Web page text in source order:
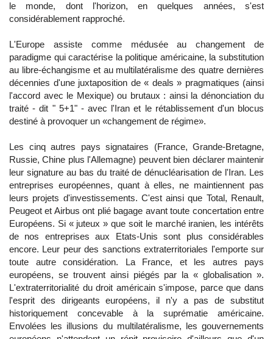
le monde, dont l'horizon, en quelques années, s'est
considérablement rapproché.
L'Europe assiste comme médusée au changement de
paradigme qui caractérise la politique américaine, la substitution
au libre-échangisme et au multilatéralisme des quatre dernières
décennies d'une juxtaposition de « deals » pragmatiques (ainsi
l'accord avec le Mexique) ou brutaux : ainsi la dénonciation du
traité - dit " 5+1" - avec l'Iran et le rétablissement d'un blocus
destiné à provoquer un «changement de régime».
Les cinq autres pays signataires (France, Grande-Bretagne,
Russie, Chine plus l'Allemagne) peuvent bien déclarer maintenir
leur signature au bas du traité de dénucléarisation de l'Iran. Les
entreprises européennes, quant à elles, ne maintiennent pas
leurs projets d'investissements. C'est ainsi que Total, Renault,
Peugeot et Airbus ont plié bagage avant toute concertation entre
Européens. Si « juteux » que soit le marché iranien, les intérêts
de nos entreprises aux Etats-Unis sont plus considérables
encore. Leur peur des sanctions extraterritoriales l'emporte sur
toute autre considération. La France, et les autres pays
européens, se trouvent ainsi piégés par la « globalisation ».
L'extraterritorialité du droit américain s'impose, parce que dans
l'esprit des dirigeants européens, il n'y a pas de substitut
historiquement concevable à la suprématie américaine.
Envolées les illusions du multilatéralisme, les gouvernements